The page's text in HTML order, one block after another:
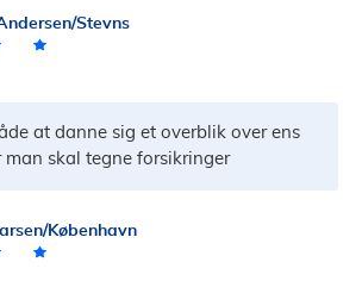
Stevns
at danne sig et overblik over ens
man skal tegne forsikringer
København